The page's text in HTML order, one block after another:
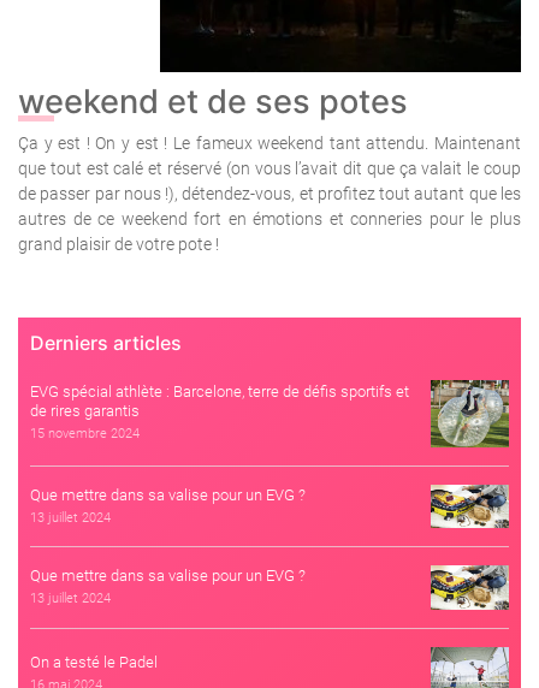
Derniers articles
EVG spécial athlète : Barcelone, terre de défis sportifs et
de rires garantis
15 novembre 2024
Que mettre dans sa valise pour un EVG ?
13 juillet 2024
Que mettre dans sa valise pour un EVG ?
13 juillet 2024
On a testé le Padel
16 mai 2024
weekend et de ses potes
Ça y est ! On y est ! Le fameux weekend tant attendu. Maintenant
que tout est calé et réservé (on vous l’avait dit que ça valait le coup
de passer par nous !), détendez-vous, et profitez tout autant que les
autres de ce weekend fort en émotions et conneries pour le plus
grand plaisir de votre pote !